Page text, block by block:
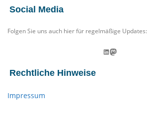
Social Media
Folgen Sie uns auch hier für regelmäßige Updates:
LinkedIn Mastodon
Rechtliche Hinweise
Impressum